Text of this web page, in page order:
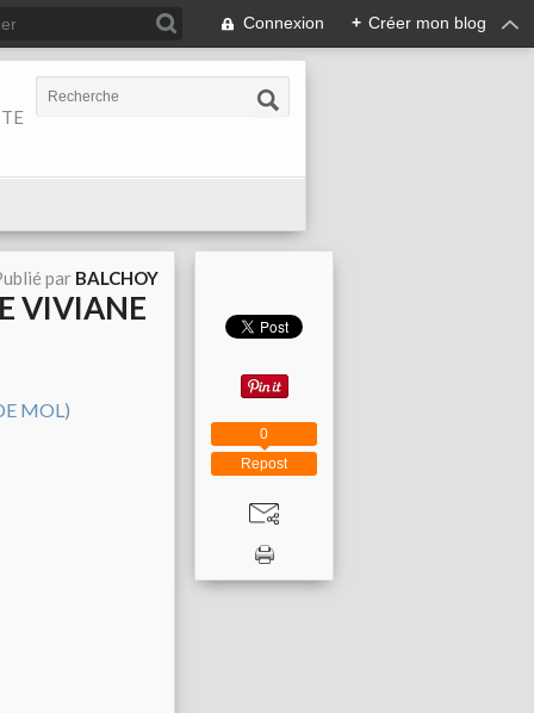
Connexion + Créer mon blog
par BALCHOY
VIVIANE
Repost
0